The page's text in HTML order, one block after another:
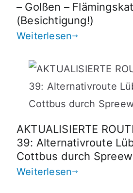
– Golßen –
(Besichtigung!)
Weiterlesen
AKTUALISIERTE
39: Alternativroute
Cottbus durch
Weiterlesen